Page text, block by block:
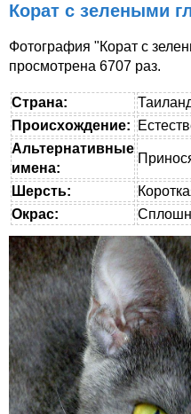
Корат с зелеными
Фотография "Корат с
просмотрена 6707 раз.
Страна:
Происхождение:
Альтернативные
имена:
Шерсть:
Окрас: